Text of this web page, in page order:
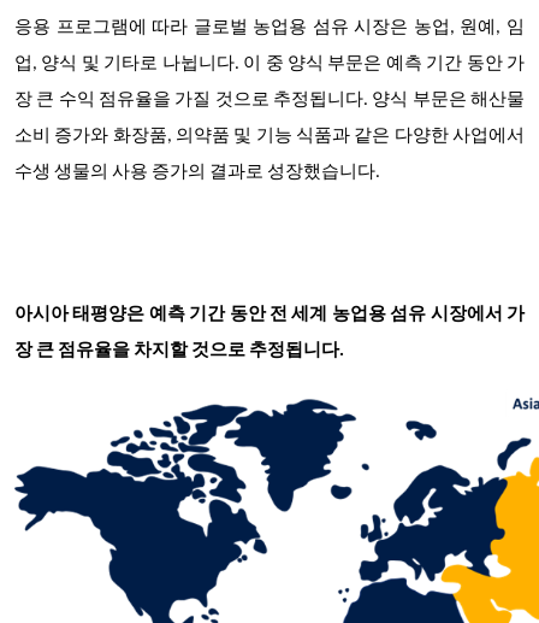
응용 프로그램에 따라 글로벌 농업용 섬유 시장은 농업, 원예, 임
업, 양식 및 기타로 나뉩니다. 이 중 양식 부문은 예측 기간 동안 가
장 큰 수익 점유율을 가질 것으로 추정됩니다. 양식 부문은 해산물
소비 증가와 화장품, 의약품 및 기능 식품과 같은 다양한 사업에서
수생 생물의 사용 증가의 결과로 성장했습니다.
아시아 태평양은 예측 기간 동안 전 세계 농업용 섬유 시장에서 가
장 큰 점유율을 차지할 것으로 추정됩니다.